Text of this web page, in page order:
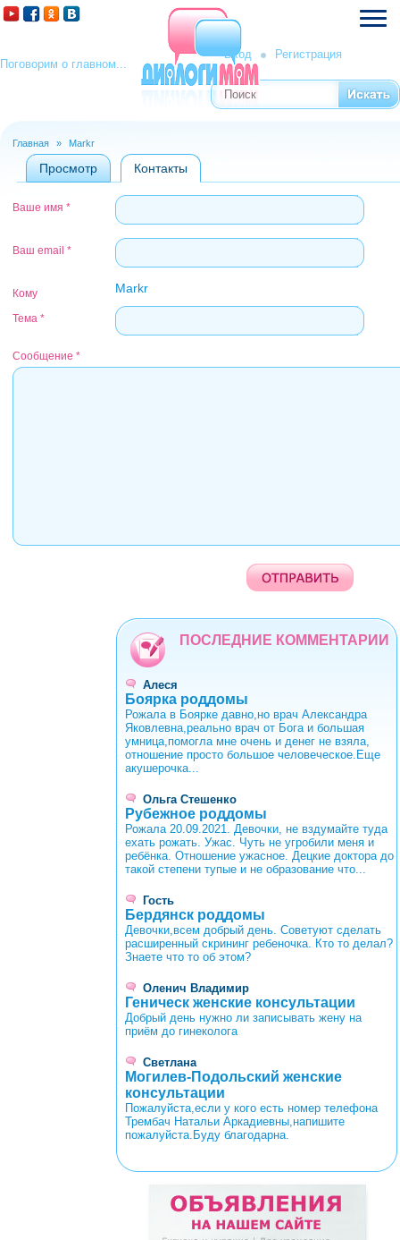
Поговорим о главном...
Вход Регистрация
Форма поиска
Поиск
Вы здесь
Главная » Markr
Главные вкладки
Просмотр Контакты
Ваше имя *
Ваш email *
Кому Markr
Тема *
Сообщение *
ПОСЛЕДНИЕ КОММЕНТАРИИ
Алеся
Боярка роддомы
Рожала в Боярке давно,но врач Александра
Яковлевна,реально врач от Бога и большая
умница,помогла мне очень и денег не взяла,
отношение просто большое человеческое.Еще
акушерочка...
Ольга Стешенко
Рубежное роддомы
Рожала 20.09.2021. Девочки, не вздумайте туда
ехать рожать. Ужас. Чуть не угробили меня и
ребёнка. Отношение ужасное. Децкие доктора до
такой степени тупые и не образование что...
Гость
Бердянск роддомы
Девочки,всем добрый день. Советуют сделать
расширенный скрининг ребеночка. Кто то делал?
Знаете что то об этом?
Оленич Владимир
Геническ женские консультации
Добрый день нужно ли записывать жену на
приём до гинеколога
Светлана
Могилев-Подольский женские
консультации
Пожалуйста,если у кого есть номер телефона
Трембач Натальи Аркадиевны,напишите
пожалуйста.Буду благодарна.